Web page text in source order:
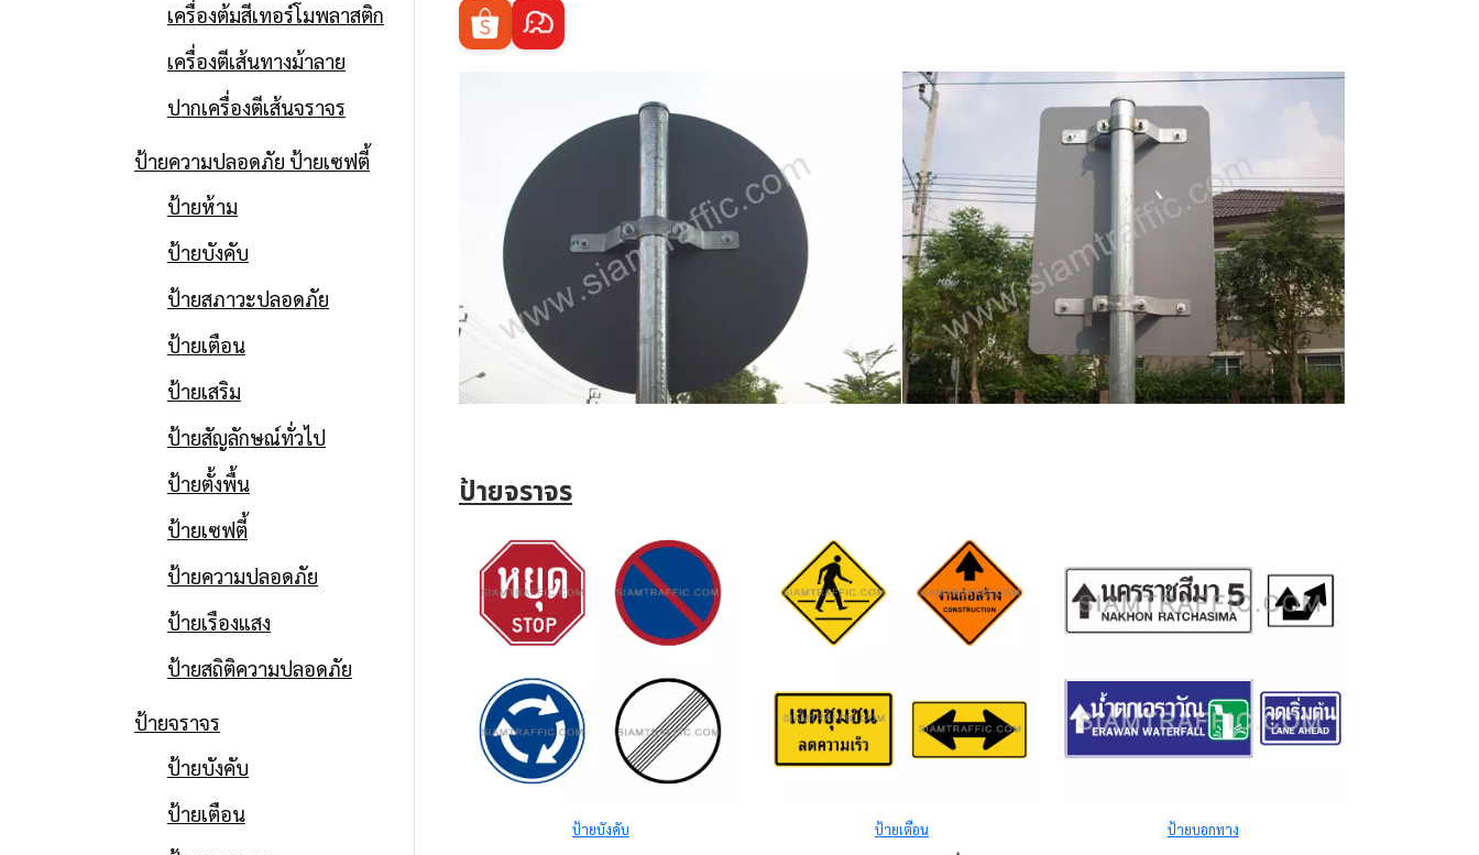
เครื่องต้มสีเทอร์โมพลาสติก
เครื่องตีเส้นทางม้าลาย
ปากเครื่องตีเส้นจราจร
ป้ายความปลอดภัย ป้ายเซฟตี้
ป้ายห้าม
ป้ายบังคับ
ป้ายสภาวะปลอดภัย
ป้ายเตือน
ป้ายเสริม
ป้ายสัญลักษณ์ทั่วไป
ป้ายตั้งพื้น
ป้ายเซฟตี้
ป้ายความปลอดภัย
ป้ายเรืองแสง
ป้ายสถิติความปลอดภัย
ป้ายจราจร
ป้ายบังคับ
ป้ายเตือน
ป้ายจราจร
ป้ายบังคับ ป้ายเตือน ป้ายบอกทาง